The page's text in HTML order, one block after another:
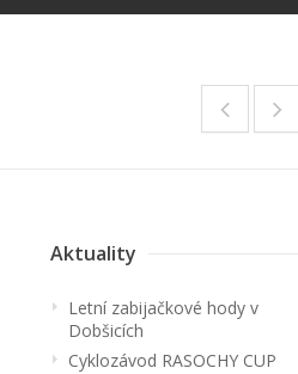
Aktuality
Letní zabijačkové hody v
Dobšicích
Cyklozávod RASOCHY CUP